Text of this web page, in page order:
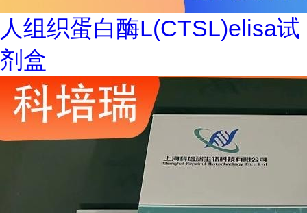
人组织蛋白酶L(CTSL)elisa试
剂盒